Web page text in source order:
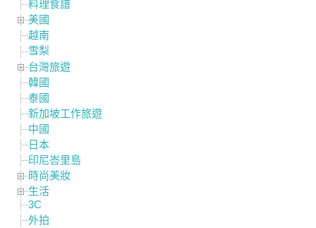
料理食譜
美國
越南
雪梨
台灣旅遊
韓國
泰國
新加坡工作旅遊
中國
日本
印尼峇里島
時尚美妝
生活
3C
外拍